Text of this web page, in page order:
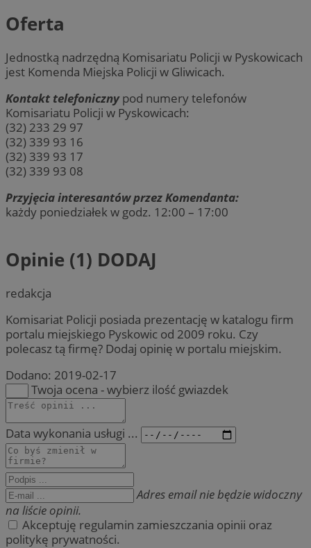
Oferta
Jednostką nadrzędną Komisariatu Policji w Pyskowicach
jest Komenda Miejska Policji w Gliwicach.
Kontakt telefonicznypod numery telefonów
Komisariatu Policji w Pyskowicach:
(32) 233 29 97
(32) 339 93 16
(32) 339 93 17
(32) 339 93 08
Przyjęcia interesantów przez Komendanta:
każdy poniedziałek w godz. 12:00 – 17:00
Opinie (1) DODAJ
redakcja
Komisariat Policji posiada prezentację w katalogu firm
portalu miejskiego Pyskowic od 2009 roku. Czy
polecasz tą firmę? Dodaj opinię w portalu miejskim.
Dodano: 2019-02-17
Twoja ocena - wybierz ilość gwiazdek
Data wykonania usługi ...
Adres email nie będzie widoczny
na liście opinii.
Akceptuję regulamin zamieszczania opinii oraz
politykę prywatności.